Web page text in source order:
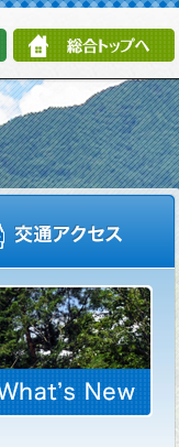
堀金・穂高地区へ